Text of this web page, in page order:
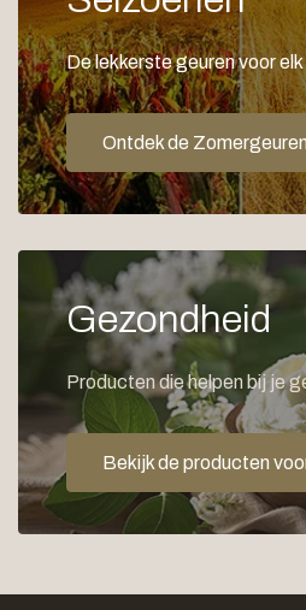
De lekkerste geuren voor
Ontdek de Zomergeuren
Gezondheid
Producten die helpen bij je
Bekijk de producten